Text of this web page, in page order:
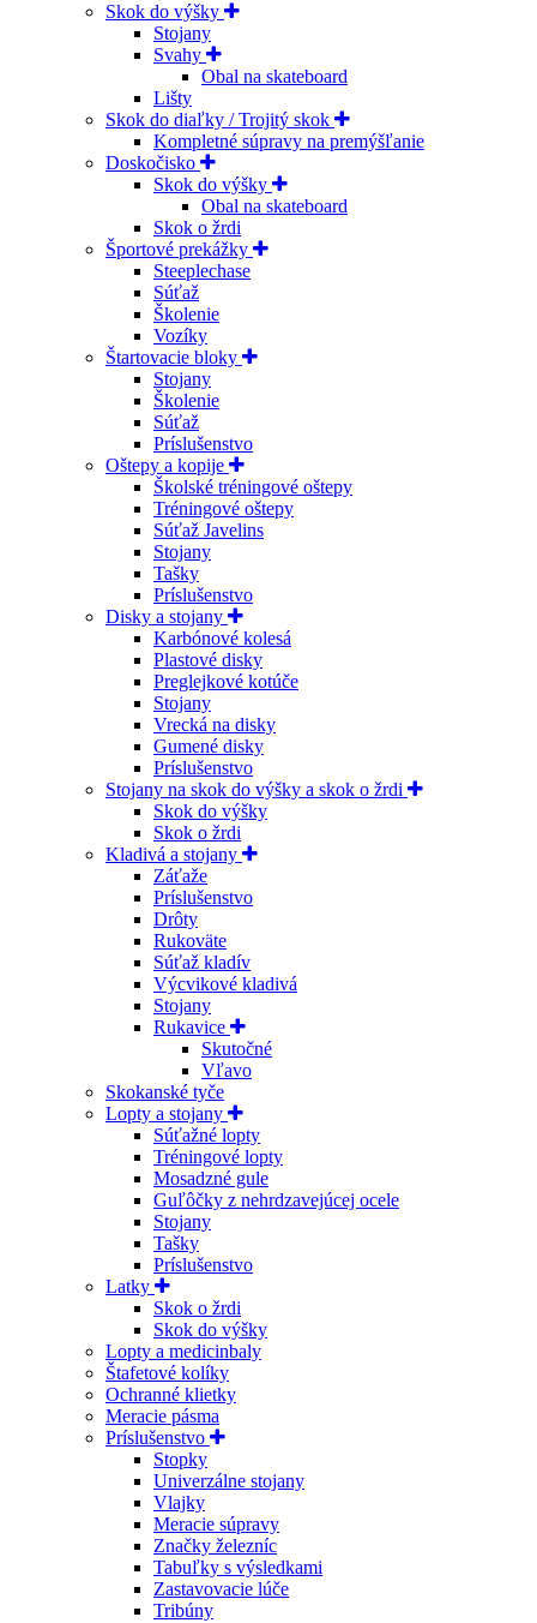
Skok do výšky
Stojany
Svahy
Obal na skateboard
Lišty
Skok do diaľky / Trojitý skok
Kompletné súpravy na premýšľanie
Doskočisko
Skok do výšky
Obal na skateboard
Skok o žrdi
Športové prekážky
Steeplechase
Súťaž
Školenie
Vozíky
Štartovacie bloky
Stojany
Školenie
Súťaž
Príslušenstvo
Oštepy a kopije
Školské tréningové oštepy
Tréningové oštepy
Súťaž Javelins
Stojany
Tašky
Príslušenstvo
Disky a stojany
Karbónové kolesá
Plastové disky
Preglejkové kotúče
Stojany
Vrecká na disky
Gumené disky
Príslušenstvo
Stojany na skok do výšky a skok o žrdi
Skok do výšky
Skok o žrdi
Kladivá a stojany
Záťaže
Príslušenstvo
Drôty
Rukoväte
Súťaž kladív
Výcvikové kladivá
Stojany
Rukavice
Skutočné
Vľavo
Skokanské tyče
Lopty a stojany
Súťažné lopty
Tréningové lopty
Mosadzné gule
Guľôčky z nehrdzavejúcej ocele
Stojany
Tašky
Príslušenstvo
Latky
Skok o žrdi
Skok do výšky
Lopty a medicinbaly
Štafetové kolíky
Ochranné klietky
Meracie pásma
Príslušenstvo
Stopky
Univerzálne stojany
Vlajky
Meracie súpravy
Značky železníc
Tabuľky s výsledkami
Zastavovacie lúče
Tribúny